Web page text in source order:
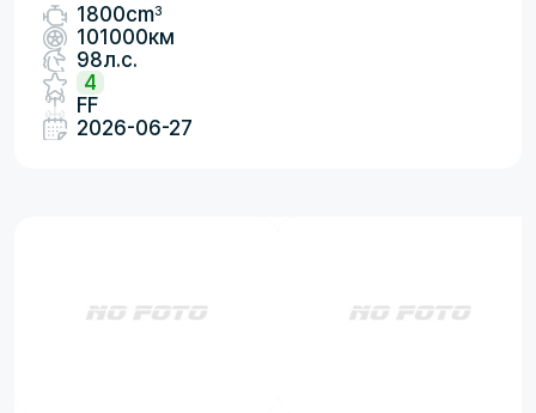
1800cm3
101000км
98л.с.
4
FF
2026-06-27